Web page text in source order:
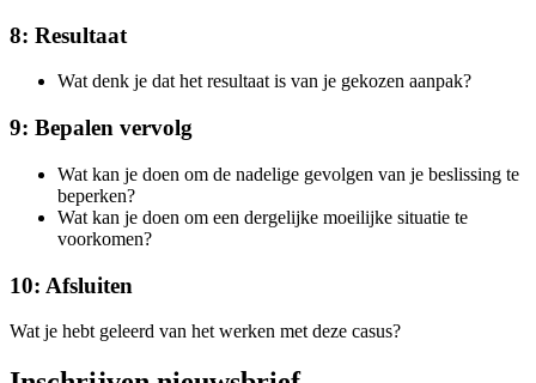
8: Resultaat
Wat denk je dat het resultaat is van je gekozen aanpak?
9: Bepalen vervolg
Wat kan je doen om de nadelige gevolgen van je beslissing te
beperken?
Wat kan je doen om een dergelijke moeilijke situatie te
voorkomen?
10: Afsluiten
Wat je hebt geleerd van het werken met deze casus?